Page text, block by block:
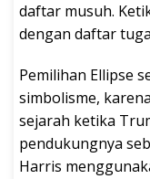
daftar musuh.
dengan daftar
Pemilihan Ellipse
simbolisme,
sejarah ketika
pendukungnya
Harris